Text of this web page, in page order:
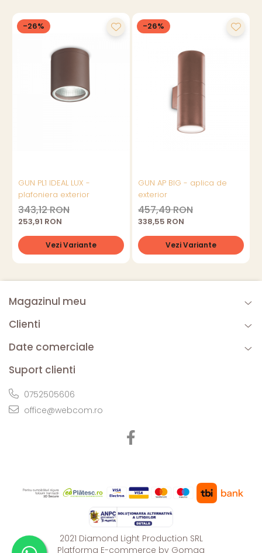
-26%
GUN PL1 IDEAL LUX -
plafoniera exterior
343,12 RON
253,91 RON
Vezi Variante
-26%
GUN AP BIG - aplica de
exterior
457,49 RON
338,55 RON
Vezi Variante
Magazinul meu
Clienti
Date comerciale
Suport clienti
0752505606
office@webcom.ro
2021 Diamond Light Production SRL
Platforma E-commerce by Gomag